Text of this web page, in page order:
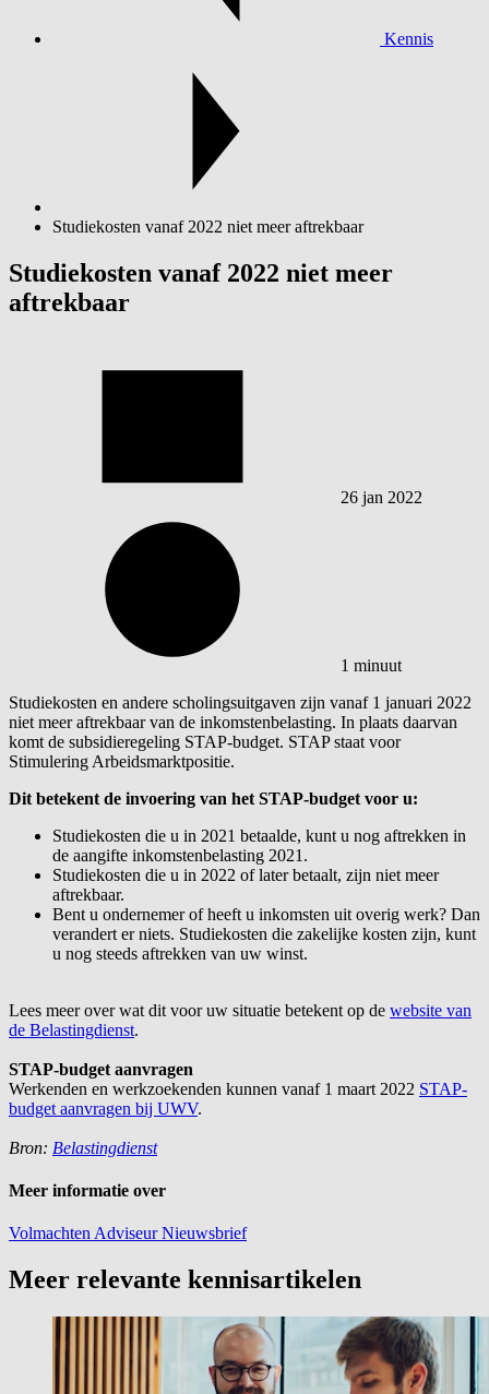
Kennis
Studiekosten vanaf 2022 niet meer aftrekbaar
Studiekosten vanaf 2022 niet meer
aftrekbaar
26 jan 2022
1 minuut
Studiekosten en andere scholingsuitgaven zijn vanaf 1 januari 2022
niet meer aftrekbaar van de inkomstenbelasting. In plaats daarvan
komt de subsidieregeling STAP-budget. STAP staat voor
Stimulering Arbeidsmarktpositie.
Dit betekent de invoering van het STAP-budget voor u:
Studiekosten die u in 2021 betaalde, kunt u nog aftrekken in
de aangifte inkomstenbelasting 2021.
Studiekosten die u in 2022 of later betaalt, zijn niet meer
aftrekbaar.
Bent u ondernemer of heeft u inkomsten uit overig werk? Dan
verandert er niets. Studiekosten die zakelijke kosten zijn, kunt
u nog steeds aftrekken van uw winst.
Lees meer over wat dit voor uw situatie betekent op de website van
de Belastingdienst.
STAP-budget aanvragen
Werkenden en werkzoekenden kunnen vanaf 1 maart 2022 STAP-
budget aanvragen bij UWV.
Bron: Belastingdienst
Meer informatie over
VolmachtenAdviseurNieuwsbrief
Meer relevante kennisartikelen